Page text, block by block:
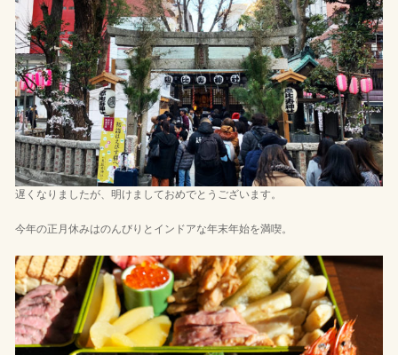
遅くなりましたが、明けましておめでとうございます。
今年の正月休みはのんびりとインドアな年末年始を満喫。